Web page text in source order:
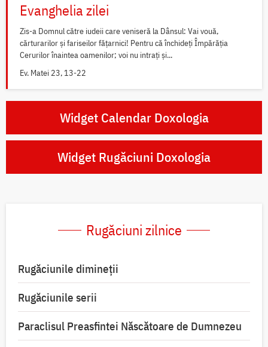
Evanghelia zilei
Zis-a Domnul către iudeii care veniseră la Dânsul: Vai vouă,
cărturarilor și fariseilor fățarnici! Pentru că închideți Împărăția
Cerurilor înaintea oamenilor; voi nu intrați și...
Ev. Matei 23, 13-22
Widget Calendar Doxologia
Widget Rugăciuni Doxologia
Rugăciuni zilnice
Rugăciunile dimineții
Rugăciunile serii
Paraclisul Preasfintei Născătoare de Dumnezeu